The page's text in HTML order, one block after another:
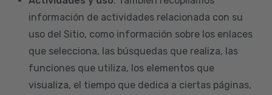
información de actividades relacionada con su
uso del Sitio, como información sobre los enlaces
que selecciona, las búsquedas que realiza, las
funciones que utiliza, los elementos que
visualiza, el tiempo que dedica a ciertas páginas,